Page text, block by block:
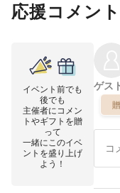
応援コメン
イベント前でも
後でも
主催者にコメン
トやギフトを贈
って
一緒にこのイベ
ントを盛り上げ
よう！
ゲス